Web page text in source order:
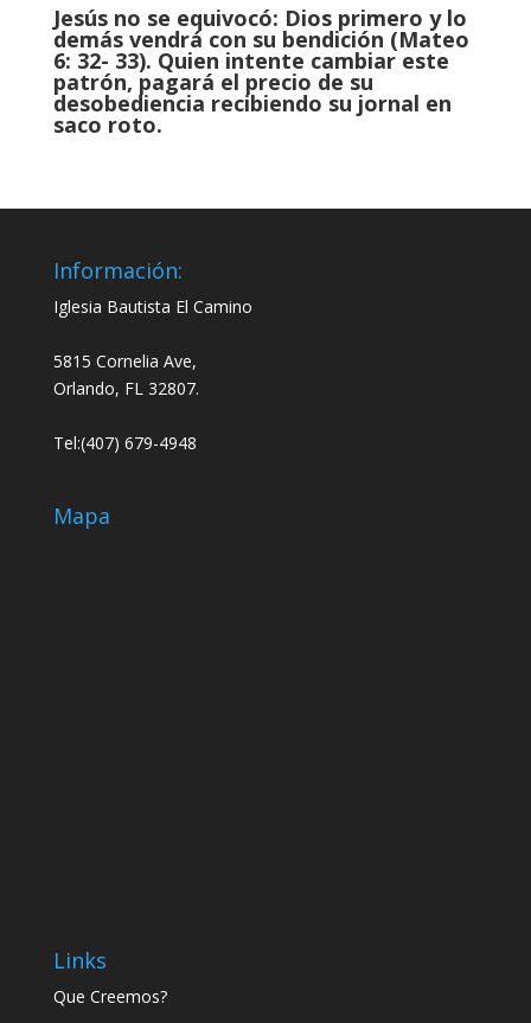
Jesús no se equivocó: Dios primero y lo
demás vendrá con su bendición (Mateo
6: 32- 33). Quien intente cambiar este
patrón, pagará el precio de su
desobediencia recibiendo su jornal en
saco roto.
Información:
Iglesia Bautista El Camino
5815 Cornelia Ave,
Orlando, FL 32807.
Tel:(407) 679-4948
Mapa
Links
Que Creemos?